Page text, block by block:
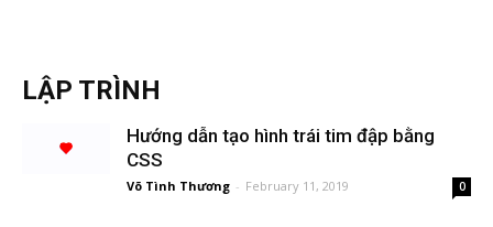
LẬP TRÌNH
Hướng dẫn tạo hình trái tim đập bằng
CSS
Võ Tình Thương - February 11, 2019 0